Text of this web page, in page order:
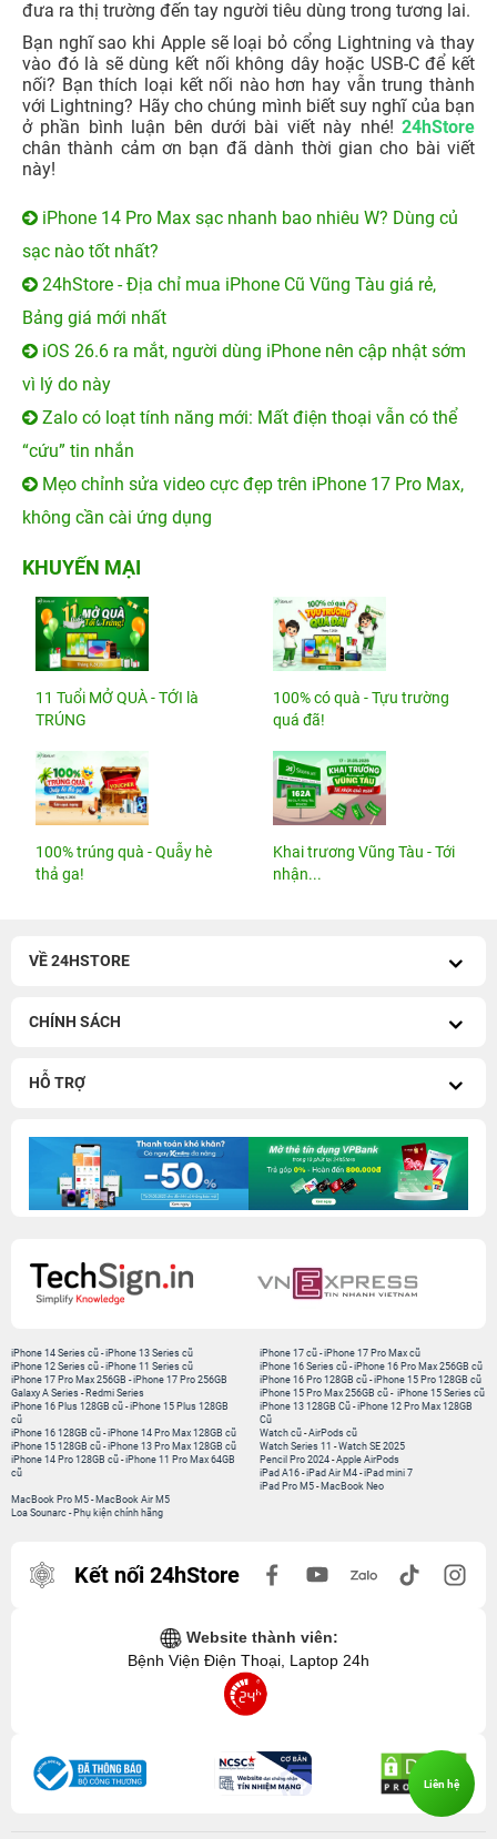
đưa ra thị trường đến tay người tiêu dùng trong tương lai.
Bạn nghĩ sao khi Apple sẽ loại bỏ cổng Lightning và thay
vào đó là sẽ dùng kết nối không dây hoặc USB-C để kết
nối? Bạn thích loại kết nối nào hơn hay vẫn trung thành
với Lightning? Hãy cho chúng mình biết suy nghĩ của bạn
ở phần bình luận bên dưới bài viết này nhé! 24hStore
chân thành cảm ơn bạn đã dành thời gian cho bài viết
này!
iPhone 14 Pro Max sạc nhanh bao nhiêu W? Dùng củ
sạc nào tốt nhất?
24hStore - Địa chỉ mua iPhone Cũ Vũng Tàu giá rẻ,
Bảng giá mới nhất
iOS 26.6 ra mắt, người dùng iPhone nên cập nhật sớm
vì lý do này
Zalo có loạt tính năng mới: Mất điện thoại vẫn có thể
“cứu” tin nhắn
Mẹo chỉnh sửa video cực đẹp trên iPhone 17 Pro Max,
không cần cài ứng dụng
KHUYẾN MẠI
11 Tuổi MỞ QUÀ - TỚI là
TRÚNG
100% có quà - Tựu trường
quá đã!
100% trúng quà - Quẫy hè
thả ga!
Khai trương Vũng Tàu - Tới
nhận...
VỀ 24HSTORE
CHÍNH SÁCH
HỖ TRỢ
iPhone 14 Series cũ -iPhone 13 Series cũ
iPhone 12 Series cũ -iPhone 11 Series cũ
iPhone 17 Pro Max 256GB -iPhone 17 Pro 256GB
Galaxy A Series - Redmi Series
iPhone 17 cũ -iPhone 17 Pro Max cũ
iPhone 16 Series cũ - iPhone 16 Pro Max 256GB cũ
iPhone 16 Pro 128GB cũ -iPhone 15 Pro 128GB cũ
iPhone 15 Pro Max 256GB cũ - iPhone 15 Series cũ
iPhone 16 Plus 128GB cũ -iPhone 15 Plus 128GB
cũ
iPhone 16 128GB cũ -iPhone 14 Pro Max 128GB cũ
iPhone 15 128GB cũ -iPhone 13 Pro Max 128GB cũ
iPhone 14 Pro 128GB cũ -iPhone 11 Pro Max 64GB
cũ
iPhone 13 128GB Cũ -iPhone 12 Pro Max 128GB
Cũ
Watch cũ -AirPods cũ
Watch Series 11 -Watch SE 2025
Pencil Pro 2024 -Apple AirPods
iPad A16 -iPad Air M4 -iPad mini 7
iPad Pro M5 - MacBook Neo
MacBook Pro M5 - MacBook Air M5
Loa Sounarc - Phụ kiện chính hãng
Kết nối 24hStore
Website thành viên:
Bệnh Viện Điện Thoại, Laptop 24h
Liên hệ